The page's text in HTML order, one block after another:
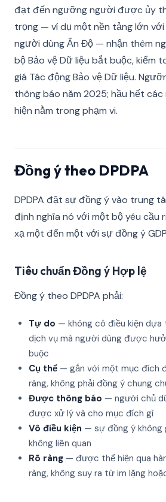
đạt đến ngưỡng người được ủy
trọng — ví dụ một nền tảng lớn
người dùng Ấn Độ — nhận thêm
bộ Bảo vệ Dữ liệu bắt buộc, kiểm
giá Tác động Bảo vệ Dữ liệu.
thông báo năm 2025; hầu hết
hiện nằm trong phạm vi.
Đồng ý theo DPDPA
DPDPA đặt sự đồng ý vào trung
định nghĩa nó với một bộ yêu cầu
xạ một đến một với sự đồng ý
Tiêu chuẩn Đồng ý Hợp lệ
Đồng ý theo DPDPA phải:
Tự do — không có điều kiện
dịch vụ mà người dùng được
buộc
Cụ thể — gắn với một mục đích
ràng, không phải đồng ý chung
Được thông báo — người chủ
được xử lý và cho mục đích gì
Vô điều kiện — sự đồng ý không
không liên quan
Rõ ràng — được thể hiện qua
ràng, không suy ra từ im lặng